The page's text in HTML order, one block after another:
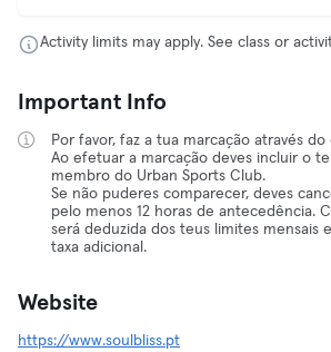
Activity limits may apply. See class or
Important Info
Por favor, faz a tua marcação através
Ao efetuar a marcação deves incluir o
membro do Urban Sports Club.
Se não puderes comparecer, deves
pelo menos 12 horas de antecedência.
será deduzida dos teus limites mensais
taxa adicional.
Website
https://www.soulbliss.pt